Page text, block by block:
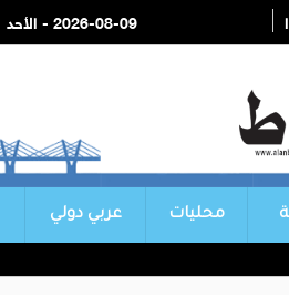
2026-08-09 - الأحد
محليات عربي دولي